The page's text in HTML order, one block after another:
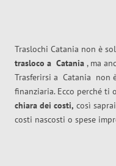
Traslochi Catania non è
trasloco a Catania , ma
Trasferirsi a Catania non
finanziaria. Ecco perché ti
chiara dei costi, così
costi nascosti o spese